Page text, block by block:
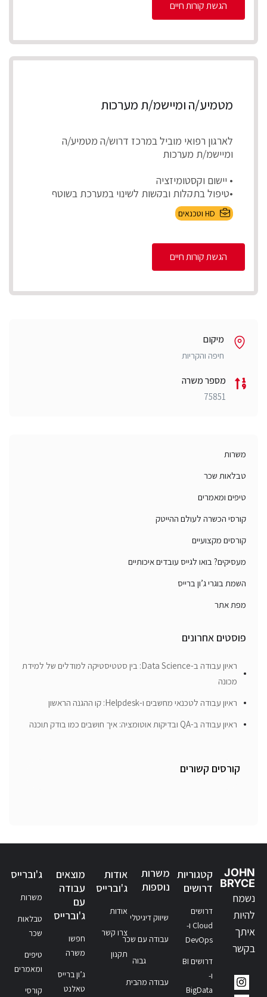
הגשת קורות חיים
מטמיע/ה ומיישמ/ת מערכות
לארגון רפואי מוביל במרכז דרוש/ה מטמיע/ה
ומיישמ/ת מערכות
• יישום וקסטומיזציה
•טיפול בתקלות ובקשות לשינוי במערכת בשוטף
•בדיקות קבלה לפיתוח...
HD וטכנאים
הגשת קורות חיים
מיקום
חיפה והקריות
מספר משרה
75851
משרות
טבלאות שכר
טיפים ומאמרים
קורסי הכשרה לעולם ההייטק
קורסים מקצועיים
מעסיקים? בואו לגייס עובדים איכותיים
השמת בוגרי ג’ון ברייס
מפת אתר
פוסטים אחרונים
ראיון עבודה ב-Data Science: בין סטטיסטיקה למודלים של למידת
מכונה
ראיון עבודה לטכנאי מחשבים ו-Helpdesk: קו ההגנה הראשון
ראיון עבודה ב-QA ובדיקות אוטומציה: איך חושבים כמו בודק תוכנה
קורסים קשורים
JOHN
BRYCE
נשמח
להיות
איתך
בקשר
קטגוריות
דרושים
דרושים
Cloud ו-
DevOps
דרושים BI
ו-
BigData
משרות
נוספות
שיווק דיגיטלי
עבודה עם שכר
גבוה
עבודה מהבית
אודות
ג'וברייס
אודות
צרו קשר
תקנון
מוצאים
עבודה
עם
ג'וברייס
חפשו
משרה
ג’ון ברייס
טאלנט
ג'וברייס
משרות
טבלאות
שכר
טיפים
ומאמרים
קורסי